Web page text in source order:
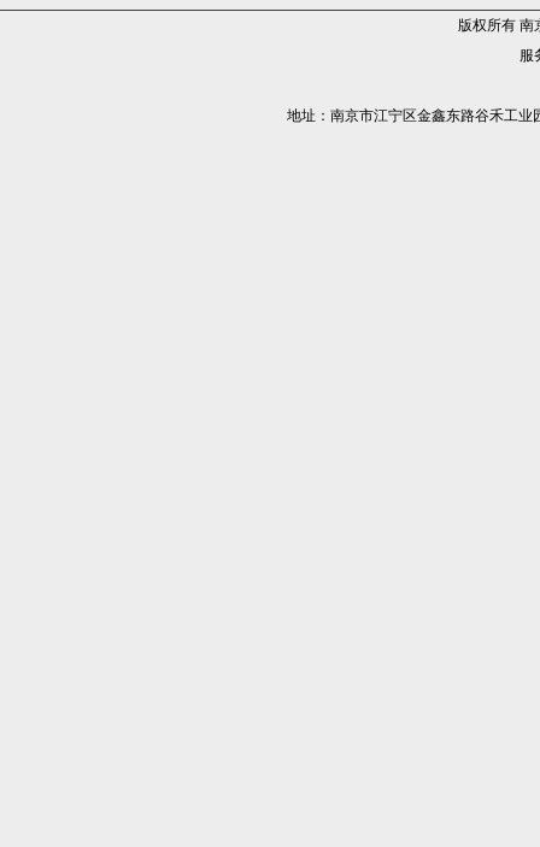
版权所有 南
服
地址：南京市江宁区金鑫东路谷禾工